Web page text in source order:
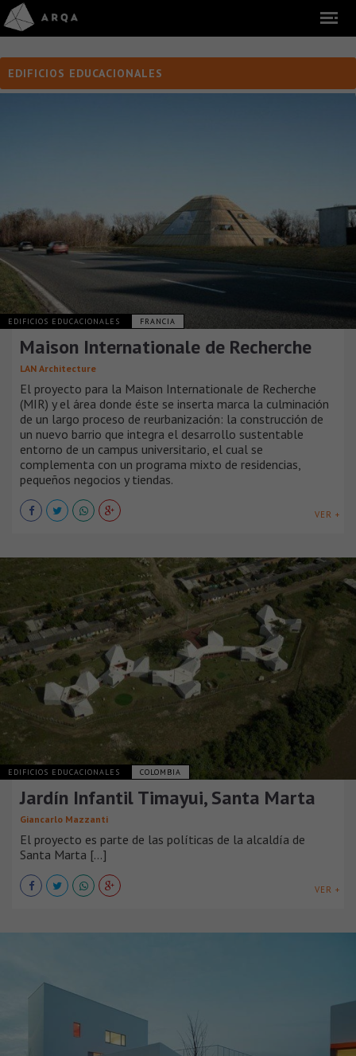
EDIFICIOS EDUCACIONALES
EDIFICIOS EDUCACIONALES FRANCIA
Maison Internationale de Recherche
LAN Architecture
El proyecto para la Maison Internationale de Recherche
(MIR) y el área donde éste se inserta marca la culminación
de un largo proceso de reurbanización: la construcción de
un nuevo barrio que integra el desarrollo sustentable
entorno de un campus universitario, el cual se
complementa con un programa mixto de residencias,
pequeños negocios y tiendas.
VER +
EDIFICIOS EDUCACIONALES COLOMBIA
Jardín Infantil Timayui, Santa Marta
Giancarlo Mazzanti
El proyecto es parte de las políticas de la alcaldía de
Santa Marta [...]
VER +